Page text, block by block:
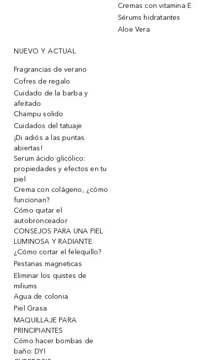
Cremas con vitamina E
Sérums hidratantes
Aloe Vera
NUEVO Y ACTUAL
Fragrancias de verano
Cofres de regalo
Cuidado de la barba y
afeitado
Champu solido
Cuidados del tatuaje
¡Di adiós a las puntas
abiertas!
Serum ácido glicólico:
propiedades y efectos en tu
piel
Crema con colágeno, ¿cómo
funcionan?
Cómo quitar el
autobronceador
CONSEJOS PARA UNA PIEL
LUMINOSA Y RADIANTE
¿Cómo cortar el felequillo?
Pestanas magneticas
Eliminar los quistes de
miliums
Agua de colonia
Piel Grasa
MAQUILLAJE PARA
PRINCIPIANTES
Cómo hacer bombas de
baño: DYI